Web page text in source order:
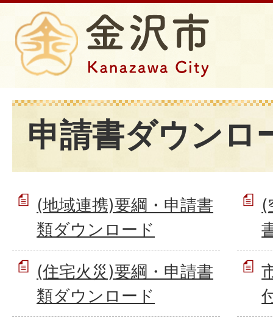
申請書ダウンロ
(地域連携)要綱・申請書
類ダウンロード
(
(住宅火災)要綱・申請書
類ダウンロード